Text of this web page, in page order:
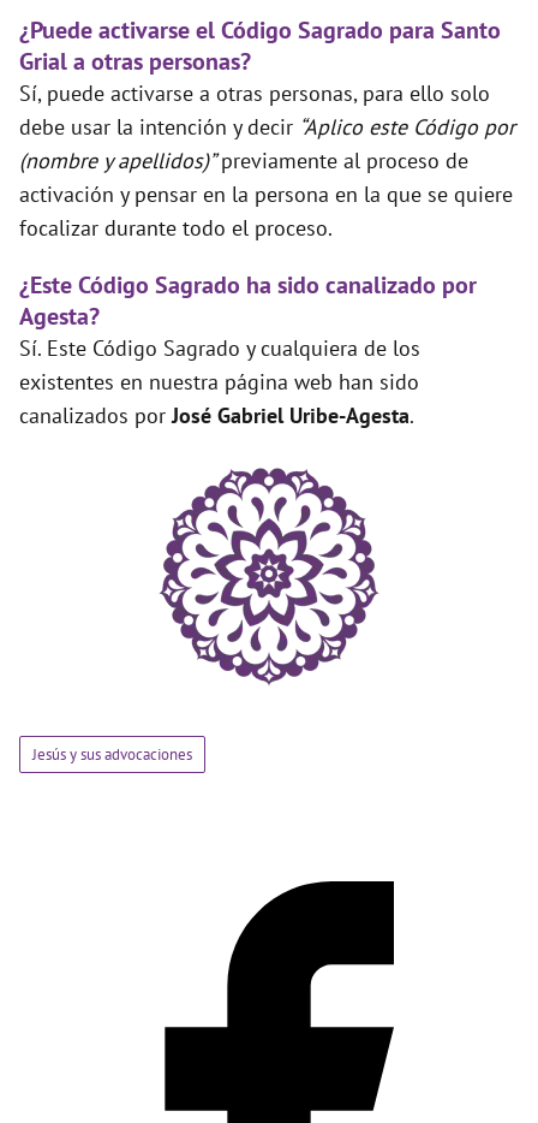
¿Puede activarse el Código Sagrado para Santo
Grial a otras personas?
Sí, puede activarse a otras personas, para ello solo
debe usar la intención y decir “Aplico este Código por
(nombre y apellidos)”previamente al proceso de
activación y pensar en la persona en la que se quiere
focalizar durante todo el proceso.
¿Este Código Sagrado ha sido canalizado por
Agesta?
Sí. Este Código Sagrado y cualquiera de los
existentes en nuestra página web han sido
canalizados porJosé Gabriel Uribe-Agesta.
Jesús y sus advocaciones